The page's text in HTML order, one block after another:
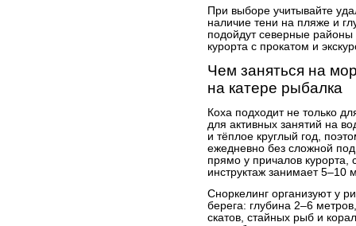
При выборе учитывайте
наличие тени на пляже и
подойдут северные
курорта с прокатом и
Чем заняться на
на катере рыбалка
Коха подходит не только
для активных занятий на
и тёплое круглый год,
ежедневно без сложной
прямо у причалов
инструктаж занимает 5–10
Сноркелинг организуют у
берега: глубина 2–6
скатов, стайных рыб и